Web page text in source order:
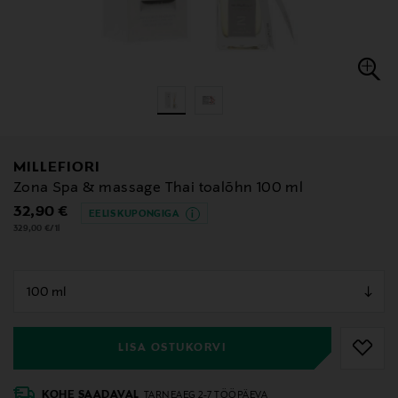
MILLEFIORI
Zona Spa & massage Thai toalõhn 100 ml
Original Price
32,90 € EELIS KUPONGIGA
329,00 €/1l
LISA OSTUKORVI
KOHE SAADAVAL TARNEAEG 2-7 TÖÖPÄEVA